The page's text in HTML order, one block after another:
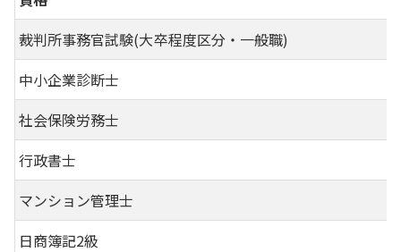
裁判所事務官試験(大卒程度区分・一般職)
中小企業診断士
社会保険労務士
行政書士
マンション管理士
日商簿記2級